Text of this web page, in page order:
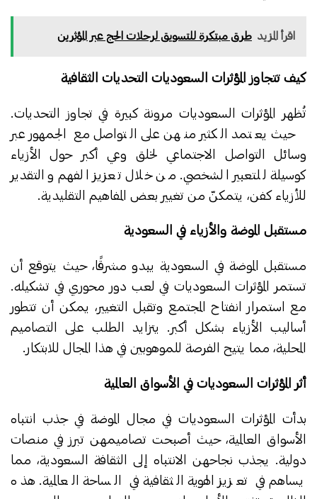
اقرأ المزيد طرق مبتكرة للتسويق لرحلات الحج عبر المؤثرين
كيف تتجاوز المؤثرات السعوديات التحديات الثقافية
تُظهر المؤثرات السعوديات مرونة كبيرة في تجاوز التحديات.
حيث يعتمد الكثير منهن على التواصل مع الجمهور عبر
وسائل التواصل الاجتماعي لخلق وعي أكبر حول الأزياء
كوسيلة للتعبير الشخصي. من خلال تعزيز الفهم والتقدير
للأزياء كفن، يتمكنّ من تغيير بعض المفاهيم التقليدية.
مستقبل الموضة والأزياء في السعودية
مستقبل الموضة في السعودية يبدو مشرقًا، حيث يتوقع أن
تستمر المؤثرات السعوديات في لعب دور محوري في تشكيله.
مع استمرار انفتاح المجتمع وتقبل التغيير، يمكن أن تتطور
أساليب الأزياء بشكل أكبر. يتزايد الطلب على التصاميم
المحلية، مما يتيح الفرصة للموهوبين في هذا المجال للابتكار.
أثر المؤثرات السعوديات في الأسواق العالمية
بدأت المؤثرات السعوديات في مجال الموضة في جذب انتباه
الأسواق العالمية، حيث أصبحت تصاميمهن تبرز في منصات
دولية. يجذب نجاحهن الانتباه إلى الثقافة السعودية، مما
يساهم في تعزيز الهوية الثقافية في الساحة العالمية. هذه